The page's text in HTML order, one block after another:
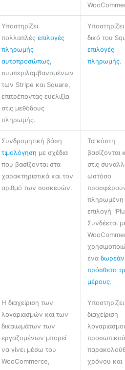
Υποστηρίζει
πολλαπλέςεπιλογές
πληρωμής
αυτοπροσώπως
συμπεριλαμβανομένων
των Stripe και Square,
επιτρέποντας ευελιξία
στις μεθόδους
πληρωμής.
δικό του
επιλογές
πληρωμής.
Συνδρομητική βάση
τιμολόγηση με σχέδια
που βασίζονται στα
χαρακτηριστικά και τον
αριθμό των συσκευών.
Τα κόστη
βασίζονται
στις
ωστόσο
πληρωμένη
επιλογή
Συνδέεται
έναδωρεάν
πρόσθετο
μέρους.
Η διαχείριση των
λογαριασμών και των
δικαιωμάτων των
εργαζομένων μπορεί
να γίνει μέσω του
WooCommerce,
διαχείριση
χρόνου και